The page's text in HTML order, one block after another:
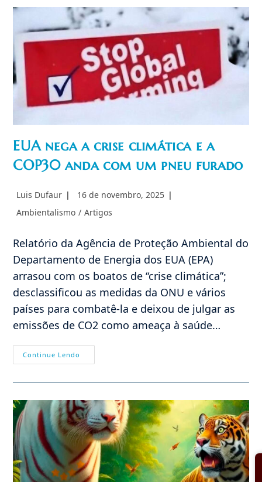
No
Hotel
Transamérica
EUA nega a crise climática e a
COP30 anda com um pneu furado
Autor
post:
Luis Dufaur
Post
16 de novembro, 2025
Categoria
Ambientalismo / Artigos
Relatório da Agência de Proteção Ambiental do
Departamento de Energia dos EUA (EPA)
arrasou com os boatos de “crise climática”;
desclassificou as medidas da ONU e vários
países para combatê-la e deixou de julgar as
emissões de CO2 como ameaça à saúde…
Continue Lendo
Nega
Crise
A
COP30
Anda
Com
Um
Pneu
Furado